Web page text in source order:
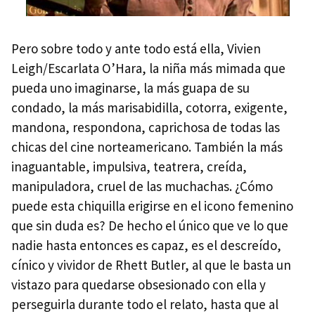
Pero sobre todo y ante todo está ella, Vivien
Leigh/Escarlata O’Hara, la niña más mimada que
pueda uno imaginarse, la más guapa de su
condado, la más marisabidilla, cotorra, exigente,
mandona, respondona, caprichosa de todas las
chicas del cine norteamericano. También la más
inaguantable, impulsiva, teatrera, creída,
manipuladora, cruel de las muchachas. ¿Cómo
puede esta chiquilla erigirse en el icono femenino
que sin duda es? De hecho el único que ve lo que
nadie hasta entonces es capaz, es el descreído,
cínico y vividor de Rhett Butler, al que le basta un
vistazo para quedarse obsesionado con ella y
perseguirla durante todo el relato, hasta que al